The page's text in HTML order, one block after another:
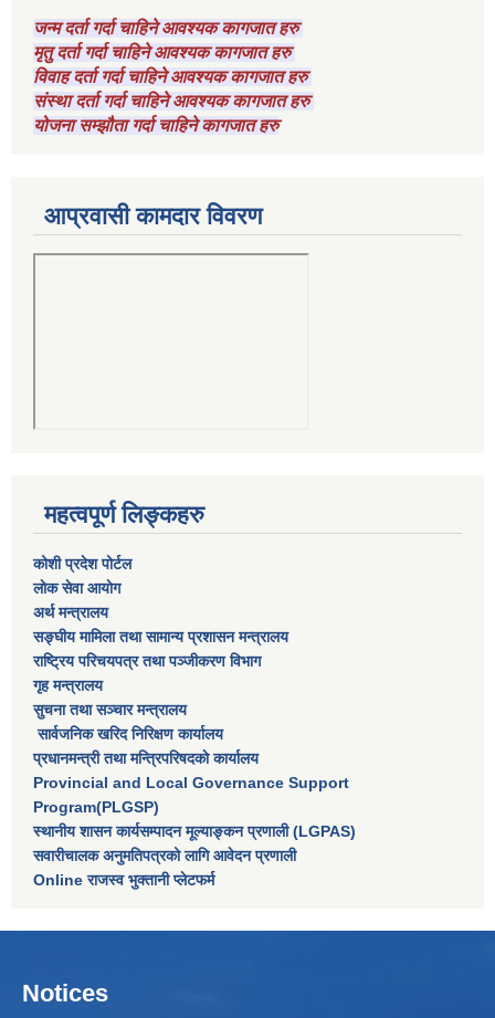
जन्म दर्ता गर्दा चाहिने आवश्यक कागजात हरु
मृतु दर्ता गर्दा चाहिने आवश्यक कागजात हरु
विवाह दर्ता गर्दा चाहिने आवश्यक कागजात हरु
संस्था दर्ता गर्दा चाहिने आवश्यक कागजात हरु
योजना सम्झौता गर्दा चाहिने कागजात हरु
आप्रवासी कामदार विवरण
महत्वपूर्ण लिङ्कहरु
कोशी प्रदेश पोर्टल
लाेक सेवा आयाेग
अर्थ मन्त्रालय
सङ्घीय मामिला तथा सामान्य प्रशासन मन्त्रालय
राष्‍ट्रिय परिचयपत्र तथा पञ्‍जीकरण विभाग
गृह मन्त्रालय
सुचना तथा सञ्चार मन्त्रालय
सार्वजनिक खरिद निरिक्षण कार्यालय
प्रधानमन्त्री तथा मन्त्रिपरिषदकाे कार्यालय
Provincial and Local Governance Support
Program(PLGSP)
स्थानीय शासन कार्यसम्पादन मूल्याङ्कन प्रणाली (LGPAS)
सवारीचालक अनुमतिपत्रको लागि आवेदन प्रणाली
Online राजस्व भुक्तानी प्लेटफर्म
Notices